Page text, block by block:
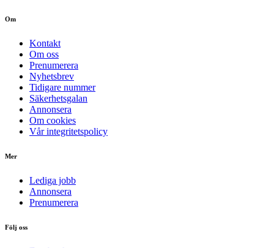
Om
Kontakt
Om oss
Prenumerera
Nyhetsbrev
Tidigare nummer
Säkerhetsgalan
Annonsera
Om cookies
Vår integritetspolicy
Mer
Lediga jobb
Annonsera
Prenumerera
Följ oss